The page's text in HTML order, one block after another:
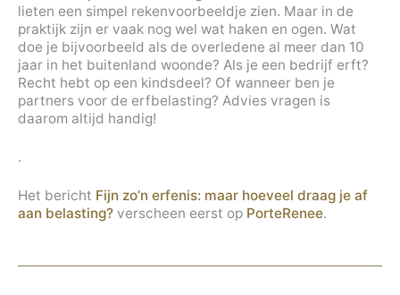
lieten een simpel rekenvoorbeeldje zien. Maar in de
praktijk zijn er vaak nog wel wat haken en ogen. Wat
doe je bijvoorbeeld als de overledene al meer dan 10
jaar in het buitenland woonde? Als je een bedrijf erft?
Recht hebt op een kindsdeel? Of wanneer ben je
partners voor de erfbelasting? Advies vragen is
daarom altijd handig!
.
Het bericht Fijn zo’n erfenis: maar hoeveel draag je af
aan belasting? verscheen eerst op PorteRenee.